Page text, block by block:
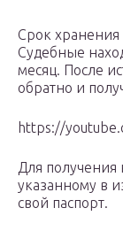
Срок хранения
Судебные
месяц. После
обратно и
https://
Для получения
указанному в
свой паспорт.